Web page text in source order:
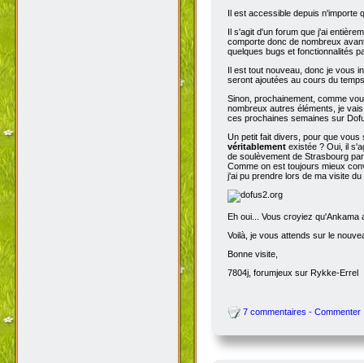
Il est accessible depuis n'importe
Il s'agit d'un forum que j'ai
comporte donc de nombreux
quelques bugs et fonctionnalités
Il est tout nouveau, donc je vous
seront ajoutées au cours du
Sinon, prochainement, comme
nombreux autres éléments, je
ces prochaines semaines sur
Un petit fait divers, pour que vous
véritablement existée ? Oui, il
de soulèvement de Strasbourg
Comme on est toujours mieux
j'ai pu prendre lors de ma visite
Eh oui... Vous croyiez
Voilà, je vous attends sur le
Bonne visite,
7804j, forumjeux sur Rykke-Errel
7 commentaires - Commenter